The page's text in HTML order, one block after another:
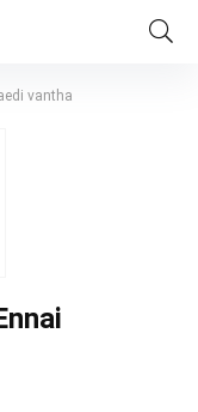
vantha